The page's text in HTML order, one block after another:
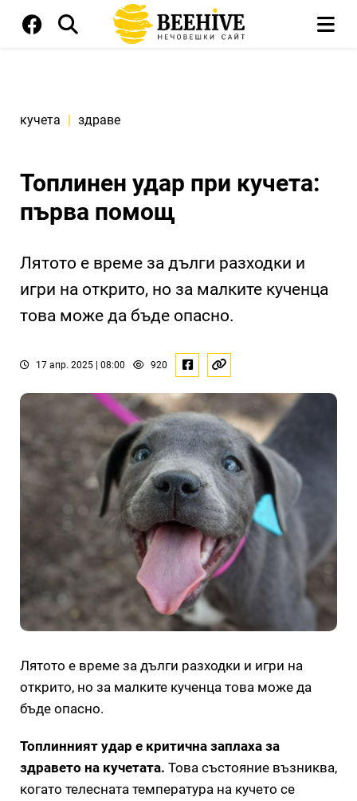
кучета | здраве
Топлинен удар при кучета:
първа помощ
Лятото е време за дълги разходки и
игри на открито, но за малките кученца
това може да бъде опасно.
17 апр. 2025 | 08:00 920
Лятото е време за дълги разходки и игри на
открито, но за малките кученца това може да
бъде опасно.
Топлинният удар е критична заплаха за
здравето на кучетата. Това състояние възниква,
когато телесната температура на кучето се